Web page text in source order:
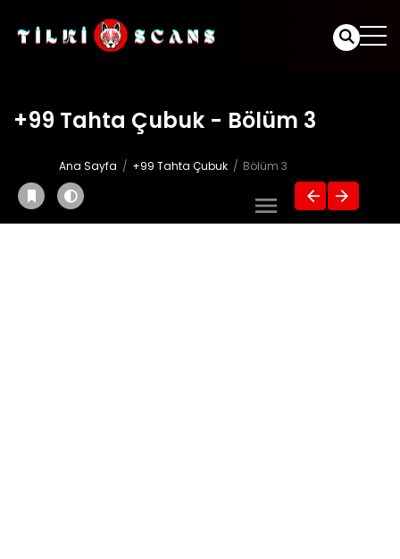
+99 Tahta Çubuk - Bölüm 3
Ana Sayfa +99 Tahta Çubuk Bölüm 3